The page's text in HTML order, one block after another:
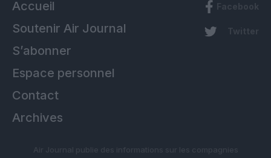
Accueil
Soutenir Air Journal
S’abonner
Espace personnel
Contact
Archives